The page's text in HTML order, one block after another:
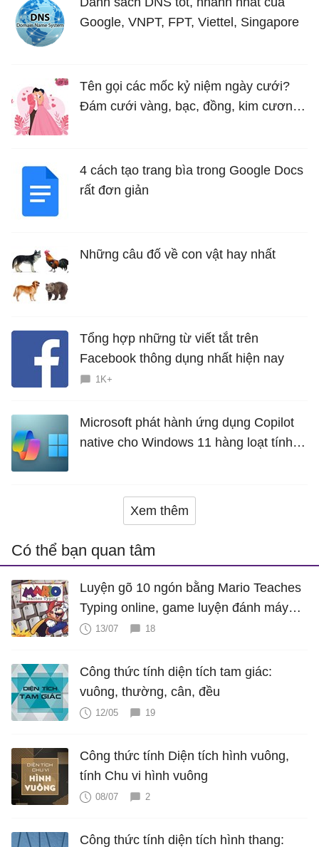
Google, VNPT, FPT, Viettel, Singapore
Tên gọi các mốc kỷ niệm ngày cưới?
Đám cưới vàng, bạc, đồng, kim cương
4 cách tạo trang bìa trong Google Docs
rất đơn giản
Những câu đố về con vật hay nhất
Tổng hợp những từ viết tắt trên
Facebook thông dụng nhất hiện nay
1K+
Microsoft phát hành ứng dụng Copilot
native cho Windows 11 hàng loạt tính
Xem thêm
Có thể bạn quan tâm
Luyện gõ 10 ngón bằng Mario Teaches
Typing online, game luyện đánh máy
cực hấp dẫn
13/07 18
Công thức tính diện tích tam giác:
vuông, thường, cân, đều
12/05 19
Công thức tính Diện tích hình vuông,
tính Chu vi hình vuông
08/07 2
Công thức tính diện tích hình thang: